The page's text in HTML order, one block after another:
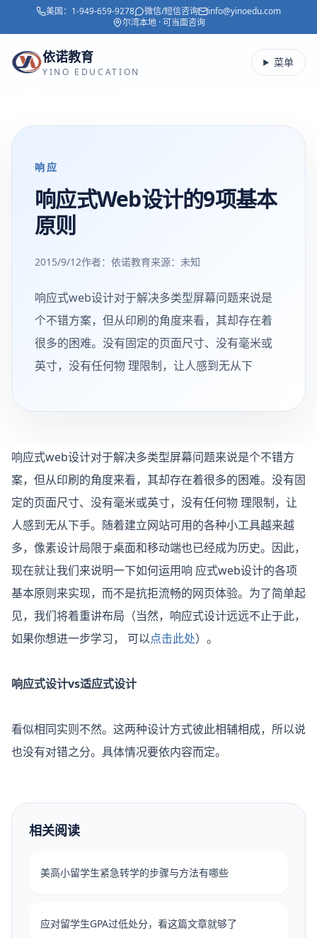
美国： 1-949-659-9278 微信/短信咨询
info@yinoedu.com
尔湾本地 · 可当面咨询
依诺教育
YINO EDUCATION
菜单
响应
响应式Web设计的9项基本
原则
2015/9/12作者：依诺教育来源： 未知
响应式web设计对于解决多类型屏幕问题来说是
个不错方案，但从印刷的角度来看，其却存在着
很多的困难。没有固定的页面尺寸、没有毫米或
英寸，没有任何物 理限制，让人感到无从下
响应式web设计对于解决多类型屏幕问题来说是个不错方
案，但从印刷的角度来看，其却存在着很多的困难。没有固
定的页面尺寸、没有毫米或英寸，没有任何物 理限制，让
人感到无从下手。随着建立网站可用的各种小工具越来越
多，像素设计局限于桌面和移动端也已经成为历史。因此，
现在就让我们来说明一下如何运用响 应式web设计的各项
基本原则来实现，而不是抗拒流畅的网页体验。为了简单起
见，我们将着重讲布局（当然，响应式设计远远不止于此，
如果你想进一步学习， 可以点击此处）。
响应式设计vs适应式设计
看似相同实则不然。这两种设计方式彼此相辅相成，所以说
也没有对错之分。具体情况要依内容而定。
相关阅读
美高小留学生紧急转学的步骤与方法有哪些
应对留学生GPA过低处分，看这篇文章就够了